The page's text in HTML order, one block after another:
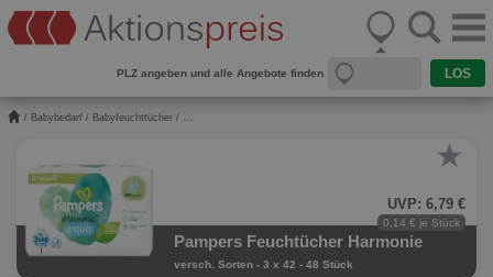
PLZ angeben und alle Angebote finden
/ Babybedarf / Babyfeuchttücher / ...
★
UVP: 6,79 €
0,14 € je Stück
Pampers Feuchtücher Harmonie
versch. Sorten - 3 x 42 - 48 Stück